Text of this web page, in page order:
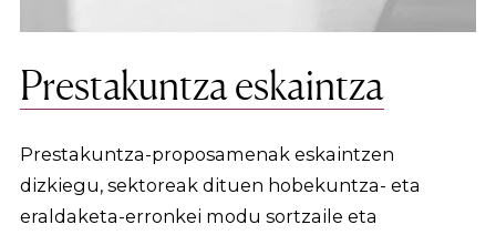
Prestakuntza eskaintza
Prestakuntza-proposamenak eskaintzen
dizkiegu, sektoreak dituen hobekuntza- eta
eraldaketa-erronkei modu sortzaile eta